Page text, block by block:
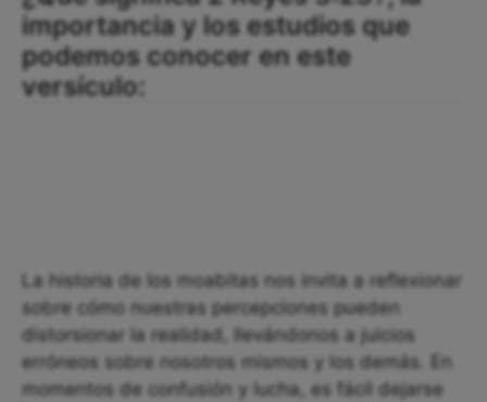
importancia y los estudios que
podemos conocer en este
versículo:
La historia de los moabitas nos invita a reflexionar
sobre cómo nuestras percepciones pueden
distorsionar la realidad, llevándonos a juicios
erróneos sobre nosotros mismos y los demás. En
momentos de confusión y lucha, es fácil dejarse